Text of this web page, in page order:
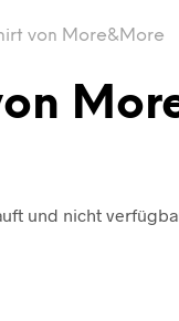
von More&More
und nicht